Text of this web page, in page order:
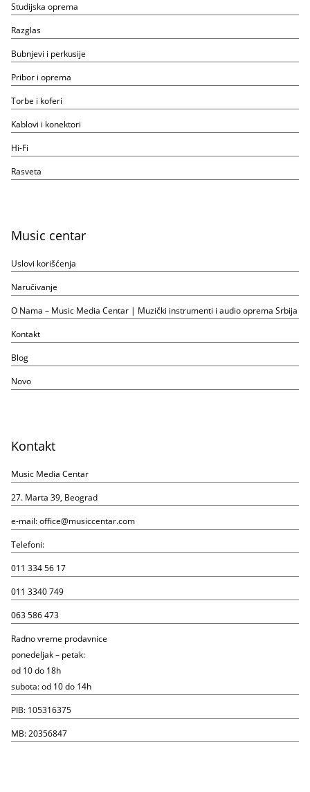
Studijska oprema
Razglas
Bubnjevi i perkusije
Pribor i oprema
Torbe i koferi
Kablovi i konektori
Hi-Fi
Rasveta
Music centar
Uslovi korišćenja
Naručivanje
O Nama – Music Media Centar | Muzički instrumenti i audio oprema Srbija
Kontakt
Blog
Novo
Kontakt
Music Media Centar
27. Marta 39, Beograd
e-mail:office@musiccentar.com
Telefoni:
011 334 56 17
011 3340 749
063 586 473
Radno vreme prodavnice
ponedeljak – petak:
od 10 do 18h
subota: od 10 do 14h
PIB: 105316375
MB: 20356847